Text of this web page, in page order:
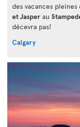
des vacances pleines
et Jasper au
décevra pas!
Calgary